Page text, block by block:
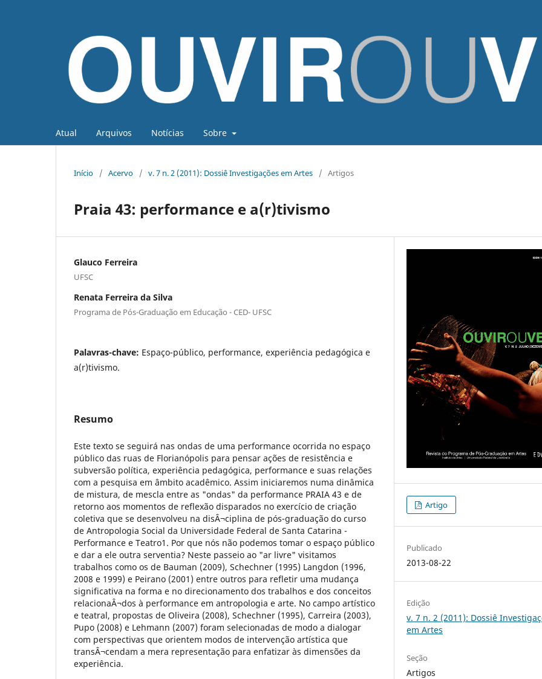
Atual Arquivos Notícias Sobre
Início / Acervo / v. 7 n. 2 (2011): Dossiê Investigações em Artes / Artigos
Praia 43: performance e a(r)tivismo
Glauco Ferreira
UFSC
Renata Ferreira da Silva
Programa de Pós-Graduação em Educação - CED- UFSC
Palavras-chave: Espaço-público, performance, experiência pedagógica e
a(r)tivismo.
Resumo
Este texto se seguirá nas ondas de uma performance ocorrida no espaço
público das ruas de Florianópolis para pensar ações de resistência e
subversão política, experiência pedagógica, performance e suas relações
com a pesquisa em âmbito acadêmico. Assim iniciaremos numa dinâmica
de mistura, de mescla entre as "ondas" da performance PRAIA 43 e de
retorno aos momentos de reflexão disparados no exercício de criação
coletiva que se desenvolveu na disÂ¬ciplina de pós-graduação do curso
de Antropologia Social da Universidade Federal de Santa Catarina -
Performance e Teatro1. Por que nós não podemos tomar o espaço público
e dar a ele outra serventia? Neste passeio ao "ar livre" visitamos
trabalhos como os de Bauman (2009), Schechner (1995) Langdon (1996,
2008 e 1999) e Peirano (2001) entre outros para refletir uma mudança
significativa na forma e no direcionamento dos trabalhos e dos conceitos
relacionaÂ¬dos à performance em antropologia e arte. No campo artístico
e teatral, propostas de Oliveira (2008), Schechner (1995), Carreira (2003),
Pupo (2008) e Lehmann (2007) foram selecionadas de modo a dialogar
com perspectivas que orientem modos de intervenção artística que
transÂ¬cendam a mera representação para enfatizar às dimensões da
experiência.
Artigo
Publicado
2013-08-22
Edição
v. 7 n. 2 (2011): Dossiê
em Artes
Seção
Artigos